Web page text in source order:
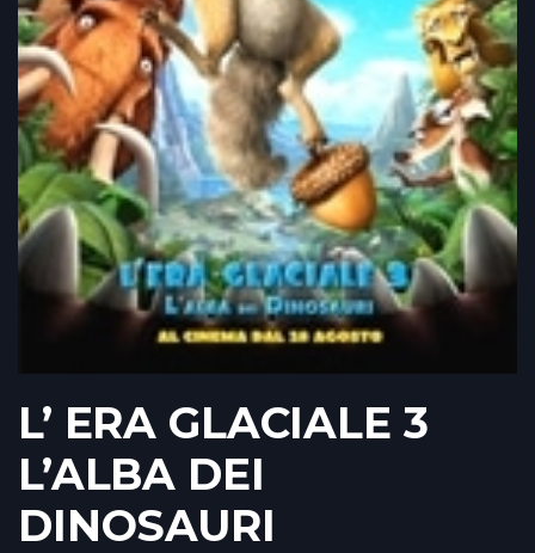
L’ ERA GLACIALE 3
L’ALBA DEI
DINOSAURI